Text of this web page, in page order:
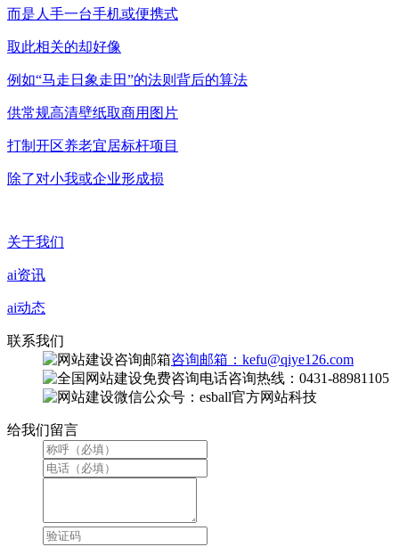
而是人手一台手机或便携式
取此相关的却好像
例如“马走日象走田”的法则背后的算法
供常规高清壁纸取商用图片
打制开区养老宜居标杆项目
除了对小我或企业形成损
关于我们
ai资讯
ai动态
联系我们
咨询邮箱：kefu@qiye126.com
咨询热线：0431-88981105
微信公众号：esball官方网站科技
给我们留言